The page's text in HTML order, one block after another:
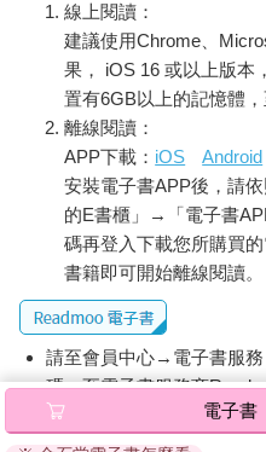
災從春雪消 福逐夏雲興
災厄如春雪般消融殆盡，幸福
讀著這些詩意盎然的句子，讓
帖。如果要在「春之門扉」貼
若覺得文言文太難親近，不妨
的立春帖。習俗不在於形式上
念，如此才真正具有意義。就
子，也可以借用一段喜愛的詩
年張貼相同的立春帖一事批評
其多」，然後命眾人寫下不同
年，家家戶戶的門前與柱子上
吧？此外，當時在宮中也有稱
各自呈上新春詩作，而被選定
飾的紙張，廣貼於宮牆或殿柱
線上閱讀：
建議使用Chrome、
果， iOS 16 或以上版本
置有6GB以上的記憶體
離線閱讀：
APP下載： iOS
Android
安裝電子書APP後，請
的E書櫃」→「電子書
碼再登入下載您所購買
書籍即可開始離線閱讀。
請至會員中心→電子書服
碼』至電子書服務商
退換貨須知：
電子書